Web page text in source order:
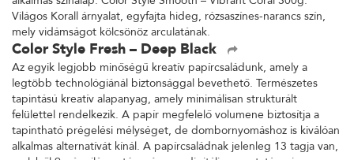
Világos Korall árnyalat, egyfajta hideg, rózsaszínes-narancs szín,
mely vidámságot kölcsönöz arculatának.
Color Style Fresh – Deep Black
Az egyik legjobb minőségű kreatív papírcsaládunk, amely a
legtöbb technológiánál biztonsággal bevethető. Természetes
tapintású kreatív alapanyag, amely minimálisan strukturált
felülettel rendelkezik. A papír megfelelő volumene biztosítja a
tapintható prégelési mélységet, de dombornyomáshoz is kiválóan
alkalmas alternatívát kínál. A papírcsaládnak jelenleg 13 tagja van,